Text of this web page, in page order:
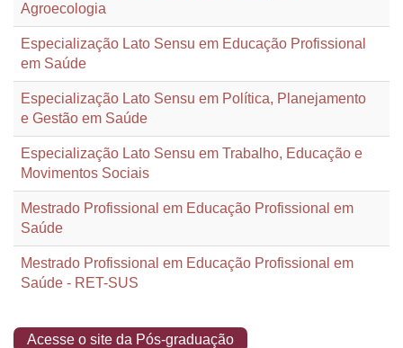
Agroecologia
Especialização Lato Sensu em Educação Profissional
em Saúde
Especialização Lato Sensu em Política, Planejamento
e Gestão em Saúde
Especialização Lato Sensu em Trabalho, Educação e
Movimentos Sociais
Mestrado Profissional em Educação Profissional em
Saúde
Mestrado Profissional em Educação Profissional em
Saúde - RET-SUS
Acesse o site da Pós-graduação